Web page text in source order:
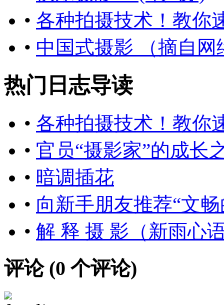
• 各种拍摄技术！教你
• 中国式摄影 （摘自网
热门日志导读
• 各种拍摄技术！教你
• 官员“摄影家”的成长
• 暗调插花
• 向新手朋友推荐“文
• 解 释 摄 影（新雨心
评论 (0 个评论)